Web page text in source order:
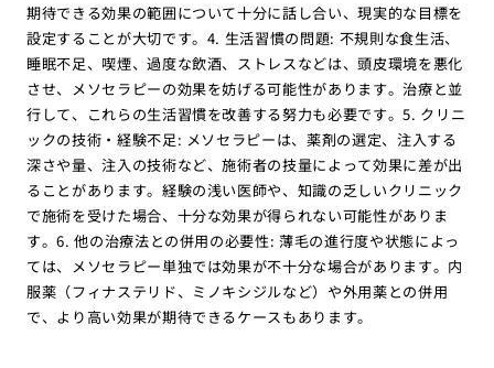
期待できる効果の範囲について十分に話し合い、現実的な目標を
設定することが大切です。4. 生活習慣の問題: 不規則な食生活、
睡眠不足、喫煙、過度な飲酒、ストレスなどは、頭皮環境を悪化
させ、メソセラピーの効果を妨げる可能性があります。治療と並
行して、これらの生活習慣を改善する努力も必要です。5. クリニ
ックの技術・経験不足: メソセラピーは、薬剤の選定、注入する
深さや量、注入の技術など、施術者の技量によって効果に差が出
ることがあります。経験の浅い医師や、知識の乏しいクリニック
で施術を受けた場合、十分な効果が得られない可能性がありま
す。6. 他の治療法との併用の必要性: 薄毛の進行度や状態によっ
ては、メソセラピー単独では効果が不十分な場合があります。内
服薬（フィナステリド、ミノキシジルなど）や外用薬との併用
で、より高い効果が期待できるケースもあります。